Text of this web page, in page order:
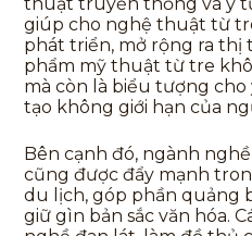
giúp cho nghệ thuật từ
phát triển, mở rộng ra thị
phẩm mỹ thuật từ tre
mà còn là biểu tượng cho
tạo không giới hạn của
Bên cạnh đó, ngành
cũng được đẩy mạnh
du lịch, góp phần quảng
giữ gìn bản sắc văn hóa.